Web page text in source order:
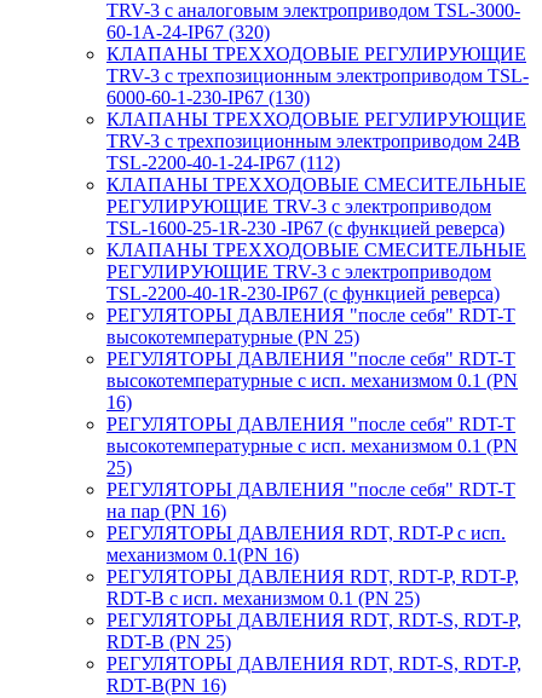
TRV-3 с аналоговым электроприводом TSL-3000-
60-1А-24-IP67 (320)
КЛАПАНЫ ТРЕХХОДОВЫЕ РЕГУЛИРУЮЩИЕ
TRV-3 с трехпозиционным электроприводом TSL-
6000-60-1-230-IP67 (130)
КЛАПАНЫ ТРЕХХОДОВЫЕ РЕГУЛИРУЮЩИЕ
TRV-3 с трехпозиционным электроприводом 24В
TSL-2200-40-1-24-IP67 (112)
КЛАПАНЫ ТРЕХХОДОВЫЕ СМЕСИТЕЛЬНЫЕ
РЕГУЛИРУЮЩИЕ TRV-3 с электроприводом
TSL-1600-25-1R-230 -IP67 (с функцией реверса)
КЛАПАНЫ ТРЕХХОДОВЫЕ СМЕСИТЕЛЬНЫЕ
РЕГУЛИРУЮЩИЕ TRV-3 с электроприводом
TSL-2200-40-1R-230-IP67 (с функцией реверса)
РЕГУЛЯТОРЫ ДАВЛЕНИЯ "после себя" RDT-T
высокотемпературные (PN 25)
РЕГУЛЯТОРЫ ДАВЛЕНИЯ "после себя" RDT-T
высокотемпературные с исп. механизмом 0.1 (PN
16)
РЕГУЛЯТОРЫ ДАВЛЕНИЯ "после себя" RDT-T
высокотемпературные с исп. механизмом 0.1 (PN
25)
РЕГУЛЯТОРЫ ДАВЛЕНИЯ "после себя" RDT-T
на пар (PN 16)
РЕГУЛЯТОРЫ ДАВЛЕНИЯ RDT, RDT-P с исп.
механизмом 0.1(PN 16)
РЕГУЛЯТОРЫ ДАВЛЕНИЯ RDT, RDT-P, RDT-P,
RDT-B с исп. механизмом 0.1 (PN 25)
РЕГУЛЯТОРЫ ДАВЛЕНИЯ RDT, RDT-S, RDT-P,
RDT-B (PN 25)
РЕГУЛЯТОРЫ ДАВЛЕНИЯ RDT, RDT-S, RDT-P,
RDT-B(PN 16)